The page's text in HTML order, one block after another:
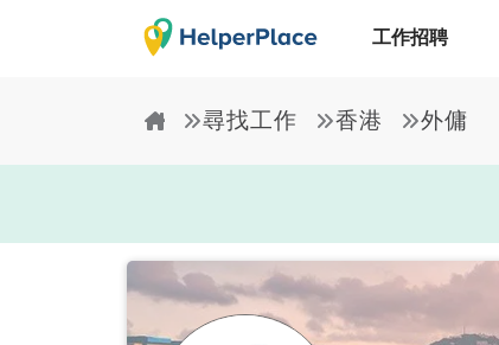
工作招聘
尋找工作 香港 外傭